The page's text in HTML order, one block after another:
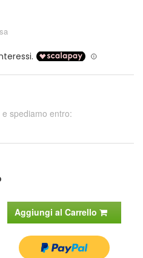
spediamo entro:
Aggiungi al Carrello